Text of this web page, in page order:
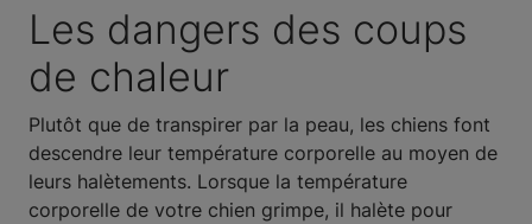
Les dangers des coups
de chaleur
Plutôt que de transpirer par la peau, les chiens font
descendre leur température corporelle au moyen de
leurs halètements. Lorsque la température
corporelle de votre chien grimpe, il halète pour